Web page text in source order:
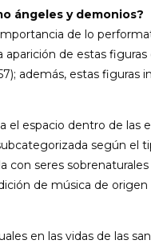
ángeles y demonios?
de lo
de estas
además, estas figuras
espacio dentro de las
según el
seres
de música de origen
en las vidas de las